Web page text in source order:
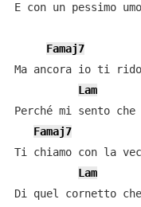
E con un pessimo
Famaj7
Ma ancora io ti
Lam
Perché mi sento
Famaj7
Ti chiamo con la
Lam
Di quel cornetto